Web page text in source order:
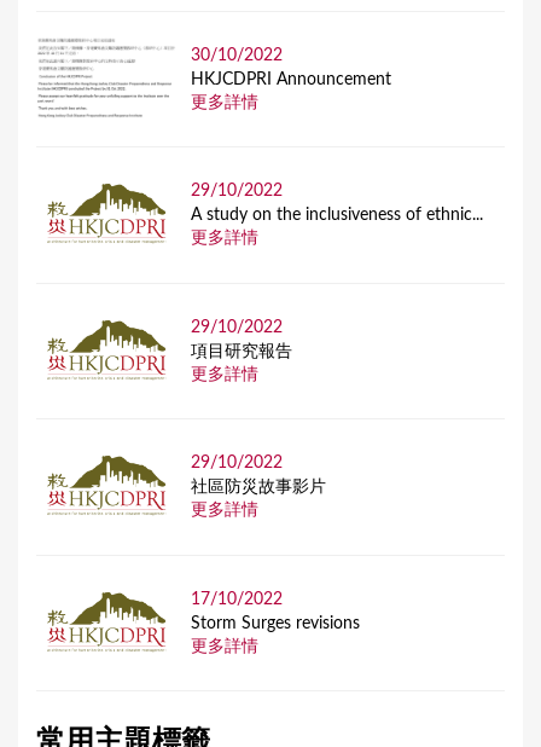
30/10/2022
HKJCDPRI Announcement
更多詳情
29/10/2022
A study on the inclusiveness of ethnic...
更多詳情
29/10/2022
項目研究報告
更多詳情
29/10/2022
社區防災故事影片
更多詳情
17/10/2022
Storm Surges revisions
更多詳情